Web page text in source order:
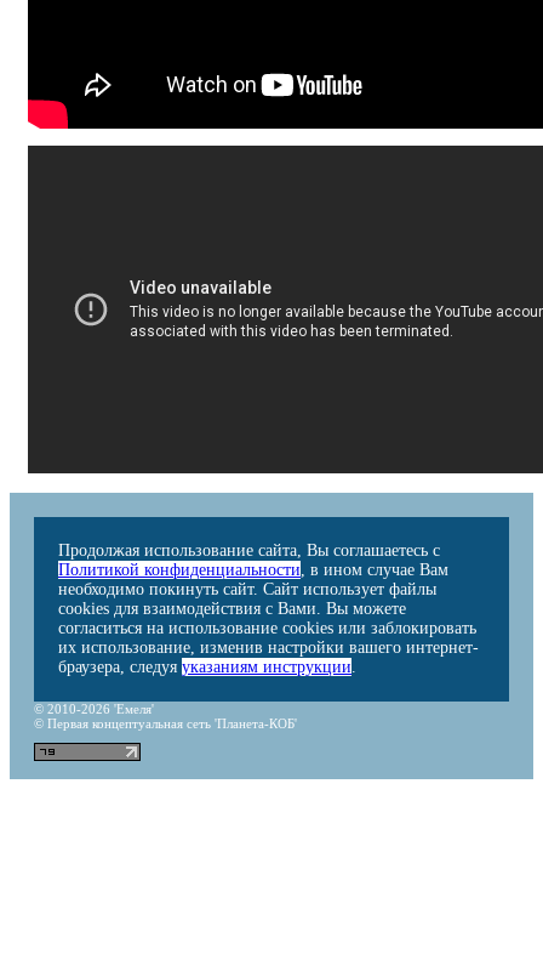
Продолжая использование сайта, Вы соглашаетесь с
Политикой конфиденциальности, в ином случае Вам
необходимо покинуть сайт. Сайт использует файлы
cookies для взаимодействия с Вами. Вы можете
согласиться на использование cookies или заблокировать
их использование, изменив настройки вашего интернет-
браузера, следуя указаниям инструкции.
© 2010-2026 'Емеля'
© Первая концептуальная сеть 'Планета-КОБ'